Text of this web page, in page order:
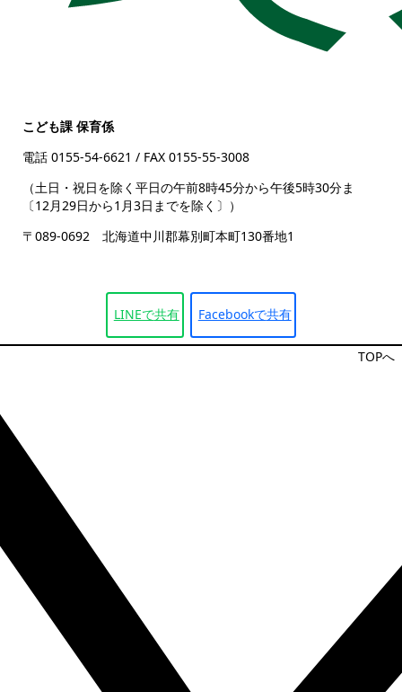
TOPへ
こども課 保育係
電話 0155-54-6621 / FAX 0155-55-3008
（土日・祝日を除く平日の午前8時45分から午後5時30分まで
〔12月29日から1月3日までを除く〕）
〒089-0692 北海道中川郡幕別町本町130番地1
LINEで共有 Facebookで共有